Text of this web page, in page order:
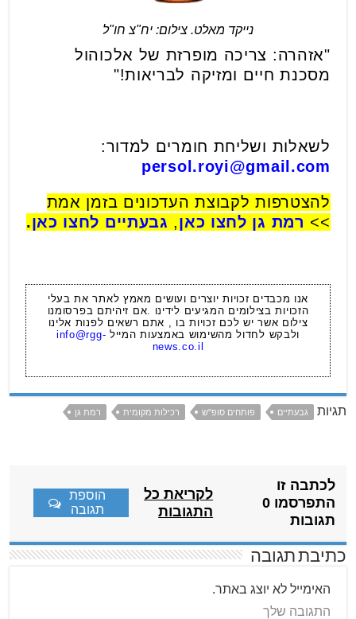
נייקד מאלט. צילום: יח"צ חו"ל
"אזהרה: צריכה מופרזת של אלכוהול
מסכנת חיים ומזיקה לבריאות!"
לשאלות ושליחת חומרים למדור:
persol.royi@gmail.com
להצטרפות לקבוצת העדכונים בזמן אמת
>> רמת גן לחצו כאן, גבעתיים לחצו כאן.
אנו מכבדים זכויות יוצרים ועושים מאמץ לאתר את בעלי
הזכויות בצילומים המגיעים לידינו .אם זיהיתם בפרסומנו
צילום אשר יש לכם זכויות בו , אתם רשאים לפנות אלינו
ולבקש לחדול מהשימוש באמצעות המייל info@rgg-
news.co.il
תגיות גבעתיים פותחים סופ"ש רכילות מקומית רמת גן
לכתבה זו
התפרסמו 0
תגובות
לקריאת כל
התגובות
הוספת
תגובה
כתיבת תגובה
האימייל לא יוצג באתר.
התגובה שלך